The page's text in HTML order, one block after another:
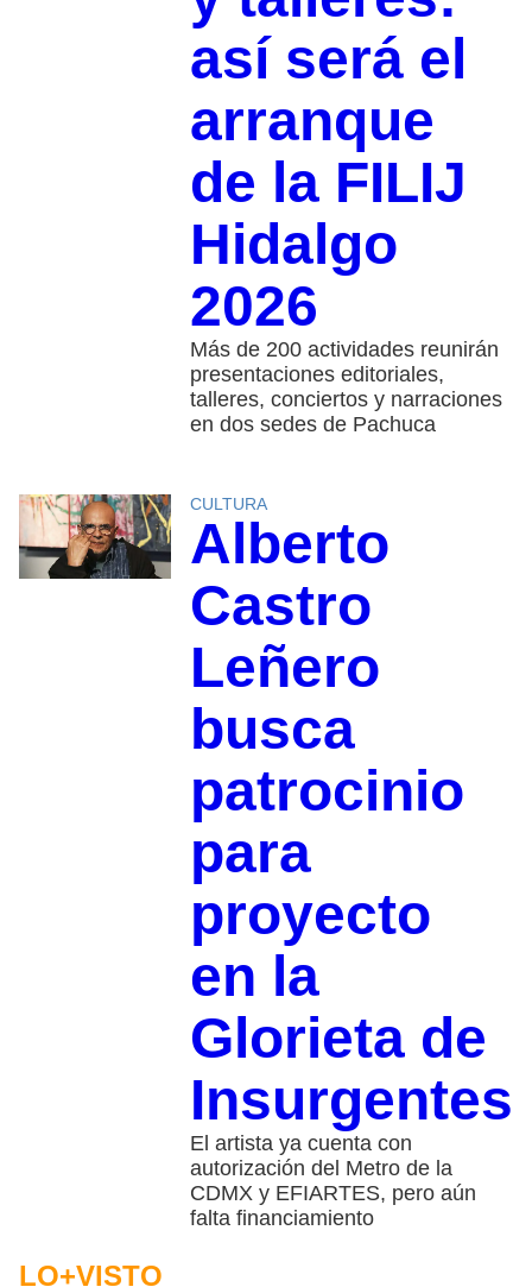
así será el
arranque
de la FILIJ
Hidalgo
2026
Más de 200 actividades reunirán
presentaciones editoriales,
talleres, conciertos y narraciones
en dos sedes de Pachuca
CULTURA
Alberto
Castro
Leñero
busca
patrocinio
para
proyecto
en la
Glorieta de
Insurgentes
El artista ya cuenta con
autorización del Metro de la
CDMX y EFIARTES, pero aún
falta financiamiento
LO+VISTO